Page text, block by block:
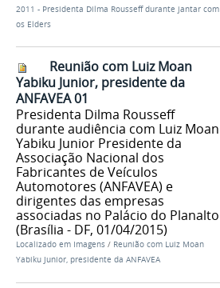
2011 - Presidenta Dilma Rousseff durante jantar com
os Elders
Reunião com Luiz Moan
Yabiku Junior, presidente da
ANFAVEA 01
Presidenta Dilma Rousseff
durante audiência com Luiz Moan
Yabiku Junior Presidente da
Associação Nacional dos
Fabricantes de Veículos
Automotores (ANFAVEA) e
dirigentes das empresas
associadas no Palácio do Planalto
(Brasília - DF, 01/04/2015)
Localizado em Imagens / Reunião com Luiz Moan
Yabiku Junior, presidente da ANFAVEA